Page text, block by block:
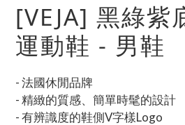
[VEJA] 黑綠紫
運動鞋 - 男鞋
- 法國休閒品牌
- 精緻的質感、簡單時髦的設計
- 有辨識度的鞋側V字樣Logo